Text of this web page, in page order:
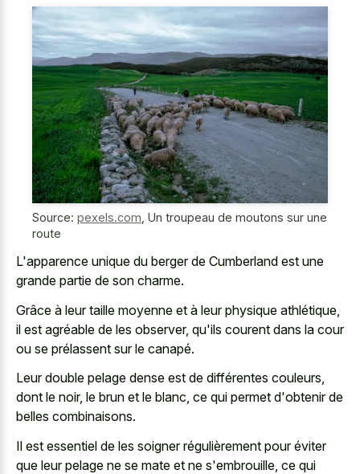
Source: pexels.com Un troupeau de moutons sur une
route
L'apparence unique du berger de Cumberland est une
grande partie de son charme.
Grâce à leur taille moyenne et à leur physique athlétique,
il est agréable de les observer, qu'ils courent dans la cour
ou se prélassent sur le canapé.
Leur double pelage dense est de différentes couleurs,
dont le noir, le brun et le blanc, ce qui permet d'obtenir de
belles combinaisons.
Il est essentiel de les soigner régulièrement pour éviter
que leur pelage ne se mate et ne s'embrouille, ce qui